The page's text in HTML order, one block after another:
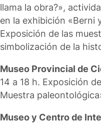
llama la obra?»,
en la exhibición «Berni
Exposición de las
simbolización de la
Museo Provincial de
14 a 18 h. Exposición
Muestra
Museo y Centro de